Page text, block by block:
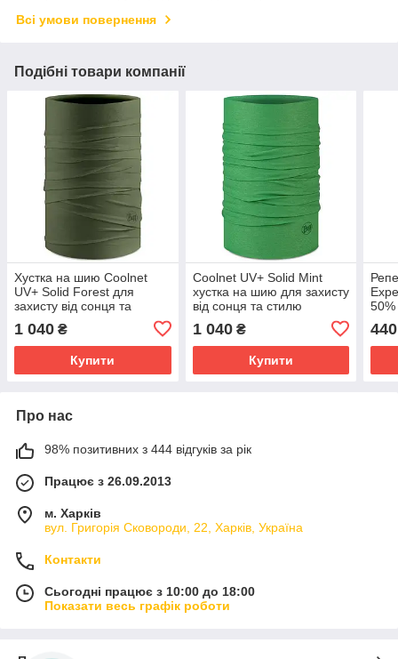
Всі умови повернення
Подібні товари компанії
Хустка на шию Coolnet
UV+ Solid Forest для
захисту від сонця та
1 040 ₴
Купити
Coolnet UV+ Solid Mint
хустка на шию для захисту
від сонця та стилю
1 040₴
Купити
50%
440
Про нас
98% позитивних з 444 відгуків за рік
Працює з 26.09.2013
м. Харків
вул. Григорія Сковороди, 22, Харків, Україна
Контакти
Сьогодні працює з 10:00 до 18:00
Показати весь графік роботи